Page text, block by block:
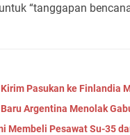
“tanggapan
Pasukan ke Finlandia
Argentina Menolak
Membeli Pesawat Su-35